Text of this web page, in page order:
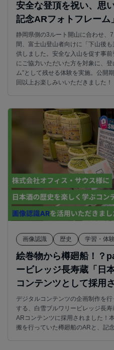
安全な登頂を祝い、思
記念ARフォトフレーム」
静岡県側の3ルート開山に合わせ、
間、富士山登山者向けに「下山後
供しました。安全な入山を促す事
にご協力いただいた方を対象に、
ム”として残せる体験を実施。公開
回以上お楽しみいいただきました！
画像認識 歴史 学習・体験
絵巻物から樽廻船！？
ービレッジ長寿蔵「日
コンテンツとして採用
デジタルコンテンツの企画制作を
する、白雪ブルワリービレッジ長
ARコンテンツに採用されました！
搬を行っていた樽廻船のARと、記